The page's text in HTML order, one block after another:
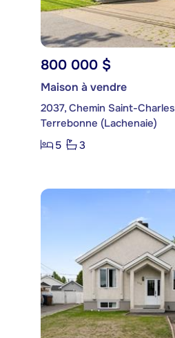
800 000 $
Maison à vendre
2037, Chemin Saint-Charles
Terrebonne (Lachenaie)
5
3